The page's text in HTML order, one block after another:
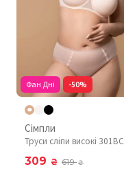
Фан Дні -50%
Сімпли
Труси сліпи високі 301BC
309 ₴ 619₴